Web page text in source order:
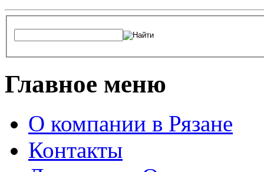
Главное меню
О компании в Рязане
Контакты